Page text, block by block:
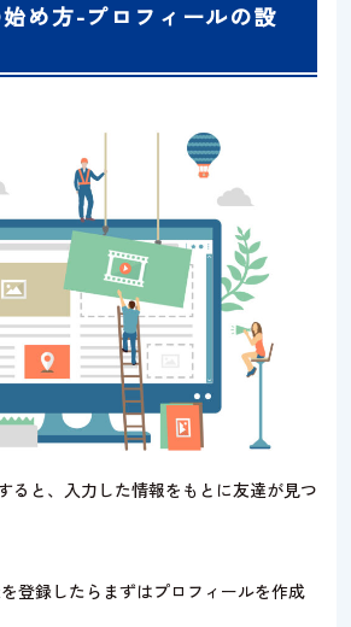
め方-プロフィールの設
ると、入力した情報をもとに友達が見つ
登録したらまずはプロフィールを作成